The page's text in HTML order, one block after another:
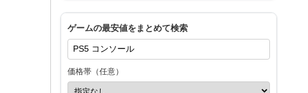
ゲームの最安値をまとめて検索
価格帯（任意）